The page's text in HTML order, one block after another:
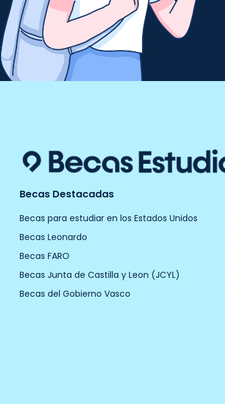
Becas Destacadas
Becas para estudiar en los Estados Unidos
Becas Leonardo
Becas FARO
Becas Junta de Castilla y Leon (JCYL)
Becas del Gobierno Vasco